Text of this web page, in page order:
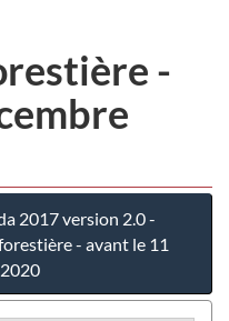
-
2017 version 2.0 -
- avant le 11